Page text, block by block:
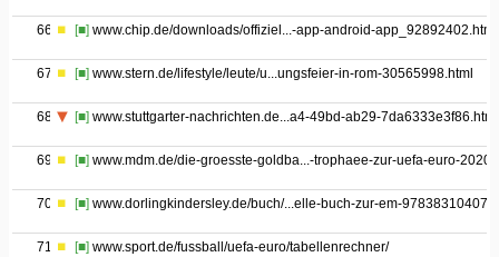
66 [■] www.chip.de/downloads/offiziel...-app-android-app_92892402.html
67 [■] www.stern.de/lifestyle/leute/u...ungsfeier-in-rom-30565998.html
68 [■] www.stuttgarter-nachrichten.de...a4-49bd-ab29-7da6333e3f86.html
69 [■] www.mdm.de/die-groesste-goldba...-trophaee-zur-uefa-euro-
70 [■] www.dorlingkindersley.de/buch/...elle-buch-zur-em-
71 [■] www.sport.de/fussball/uefa-euro/tabellenrechner/